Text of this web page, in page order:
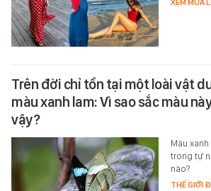
XEM MUA
Trên đời chỉ tồn tại một loài vật
màu xanh lam: Vì sao sắc màu
vậy?
Màu
trong tự
nào?
THẾ GIỚI